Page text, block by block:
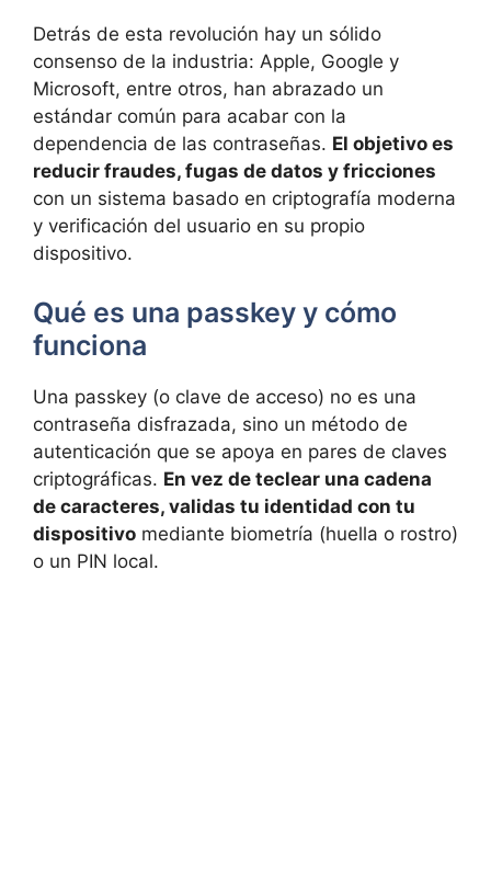
Detrás de esta revolución hay un sólido
consenso de la industria: Apple, Google y
Microsoft, entre otros, han abrazado un
estándar común para acabar con la
dependencia de las contraseñas. El objetivo es
reducir fraudes, fugas de datos y fricciones
con un sistema basado en criptografía moderna
y verificación del usuario en su propio
dispositivo.
Qué es una passkey y cómo
funciona
Una passkey (o clave de acceso) no es una
contraseña disfrazada, sino un método de
autenticación que se apoya en pares de claves
criptográficas. En vez de teclear una cadena
de caracteres, validas tu identidad con tu
dispositivo mediante biometría (huella o rostro)
o un PIN local.